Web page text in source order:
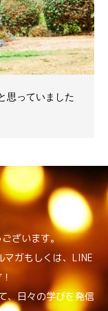
思っていました
ざいます。
ガもしくは、LINE
、日々の学びを発信